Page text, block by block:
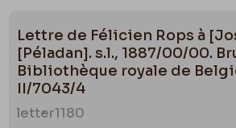
Lettre de Félicien Rops à
[Péladan]. s.l., 1887/00/00.
Bibliothèque royale de
II/7043/4
letter1180